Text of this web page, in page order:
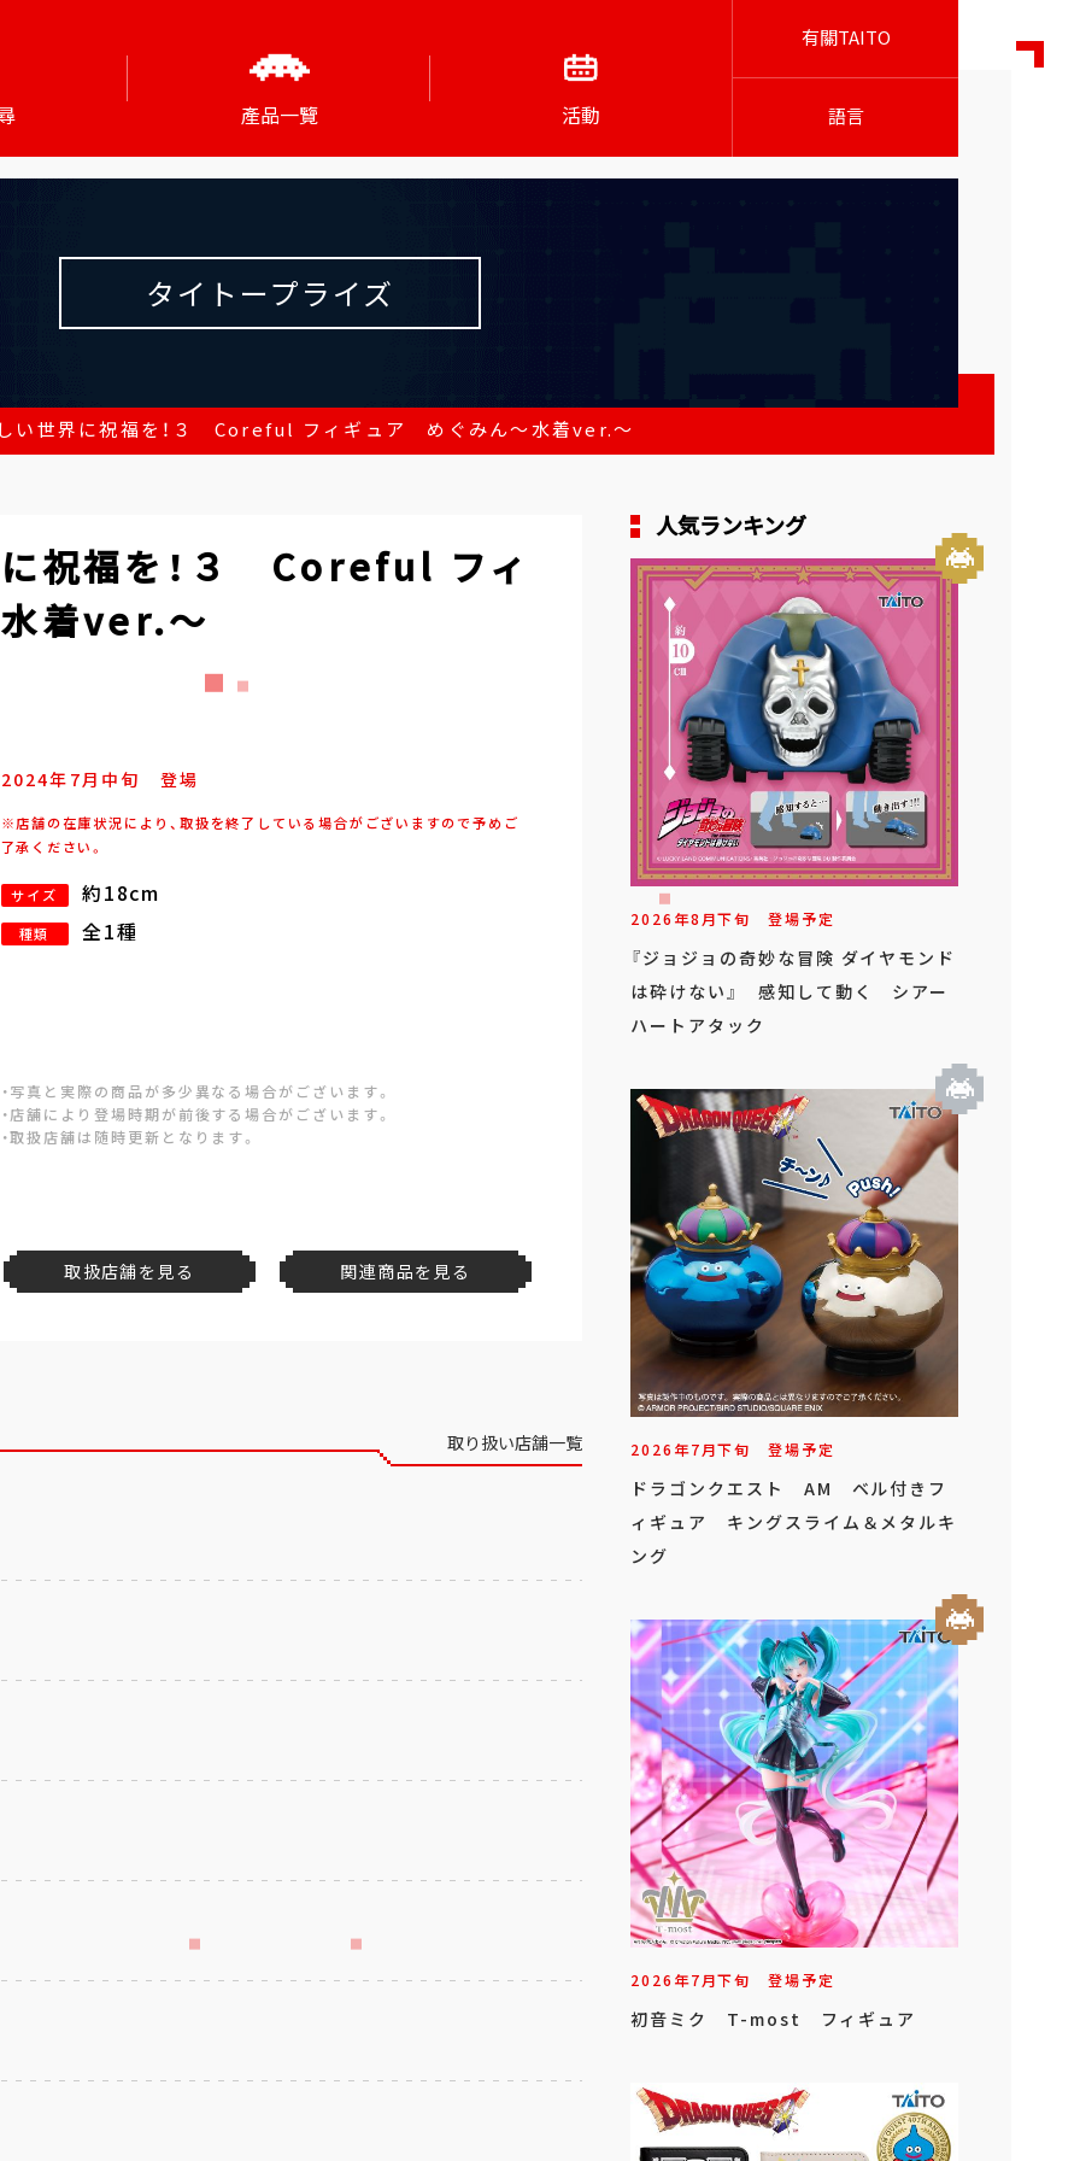
產品一覽 活動
有關TAITO
語言
タイトープライズ
い世界に祝福を！３ Coreful フィギュア めぐみん～水着ver.～
祝福を！３ Coreful フィ
着ver.～
2024年 7月 中旬 登場
※店舗の在庫状況により、取扱を終了している場合がございますので予めご
了承ください。
サイズ 約18cm
種類 全1種
・写真と実際の商品が多少異なる場合がございます。
・店舗により登場時期が前後する場合がございます。
・取扱店舗は随時更新となります。
取扱店舗を見る 関連商品を見る
取り扱い店舗一覧
人気ランキング
2026年8月下旬 登場予定
『ジョジョの奇妙な冒険 ダイヤモンド
は砕けない』 感知して動く シアー
ハートアタック
2026年7月下旬 登場予定
ドラゴンクエスト AM ベル付きフ
ィギュア キングスライム＆メタルキ
ング
2026年7月下旬 登場予定
初音ミク T-most フィギュア